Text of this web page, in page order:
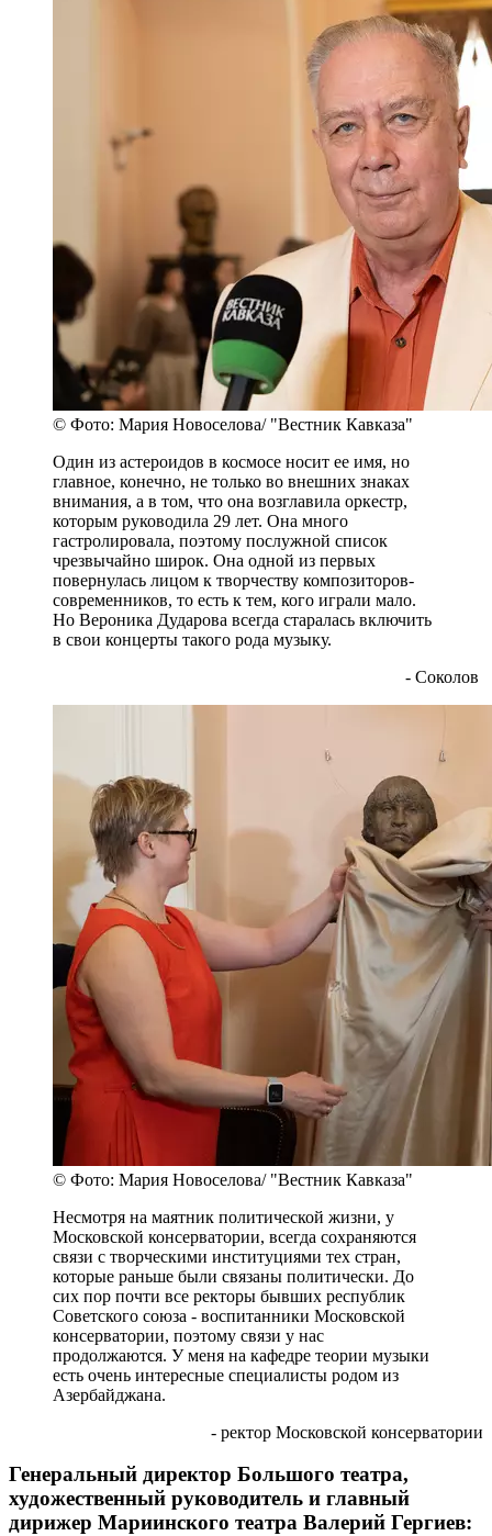
© Фото: Мария Новоселова/ "Вестник Кавказа"
Один из астероидов в космосе носит ее имя, но
главное, конечно, не только во внешних знаках
внимания, а в том, что она возглавила оркестр,
которым руководила 29 лет. Она много
гастролировала, поэтому послужной список
чрезвычайно широк. Она одной из первых
повернулась лицом к творчеству композиторов-
современников, то есть к тем, кого играли мало.
Но Вероника Дударова всегда старалась включить
в свои концерты такого рода музыку.
- Соколов
© Фото: Мария Новоселова/ "Вестник Кавказа"
Несмотря на маятник политической жизни, у
Московской консерватории, всегда сохраняются
связи с творческими институциями тех стран,
которые раньше были связаны политически. До
сих пор почти все ректоры бывших республик
Советского союза - воспитанники Московской
консерватории, поэтому связи у нас
продолжаются. У меня на кафедре теории музыки
есть очень интересные специалисты родом из
Азербайджана.
- ректор Московской консерватории
Генеральный директор Большого театра,
художественный руководитель и главный
дирижер Мариинского театра Валерий Гергиев: